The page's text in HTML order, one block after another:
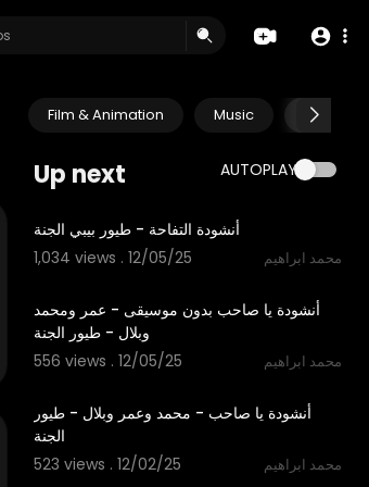
Film & Animation Music Pets &
Up next AUTOPLAY
أنشودة التفاحة - طيور بيبي الجنة
1,034 views . 12/05/25
محمد ابراهيم
أنشودة يا صاحب بدون موسيقى - عمر ومحمد
وبلال - طيور الجنة
556 views . 12/05/25
محمد ابراهيم
أنشودة يا صاحب - محمد وعمر وبلال - طيور
الجنة
523 views . 12/02/25
محمد ابراهيم